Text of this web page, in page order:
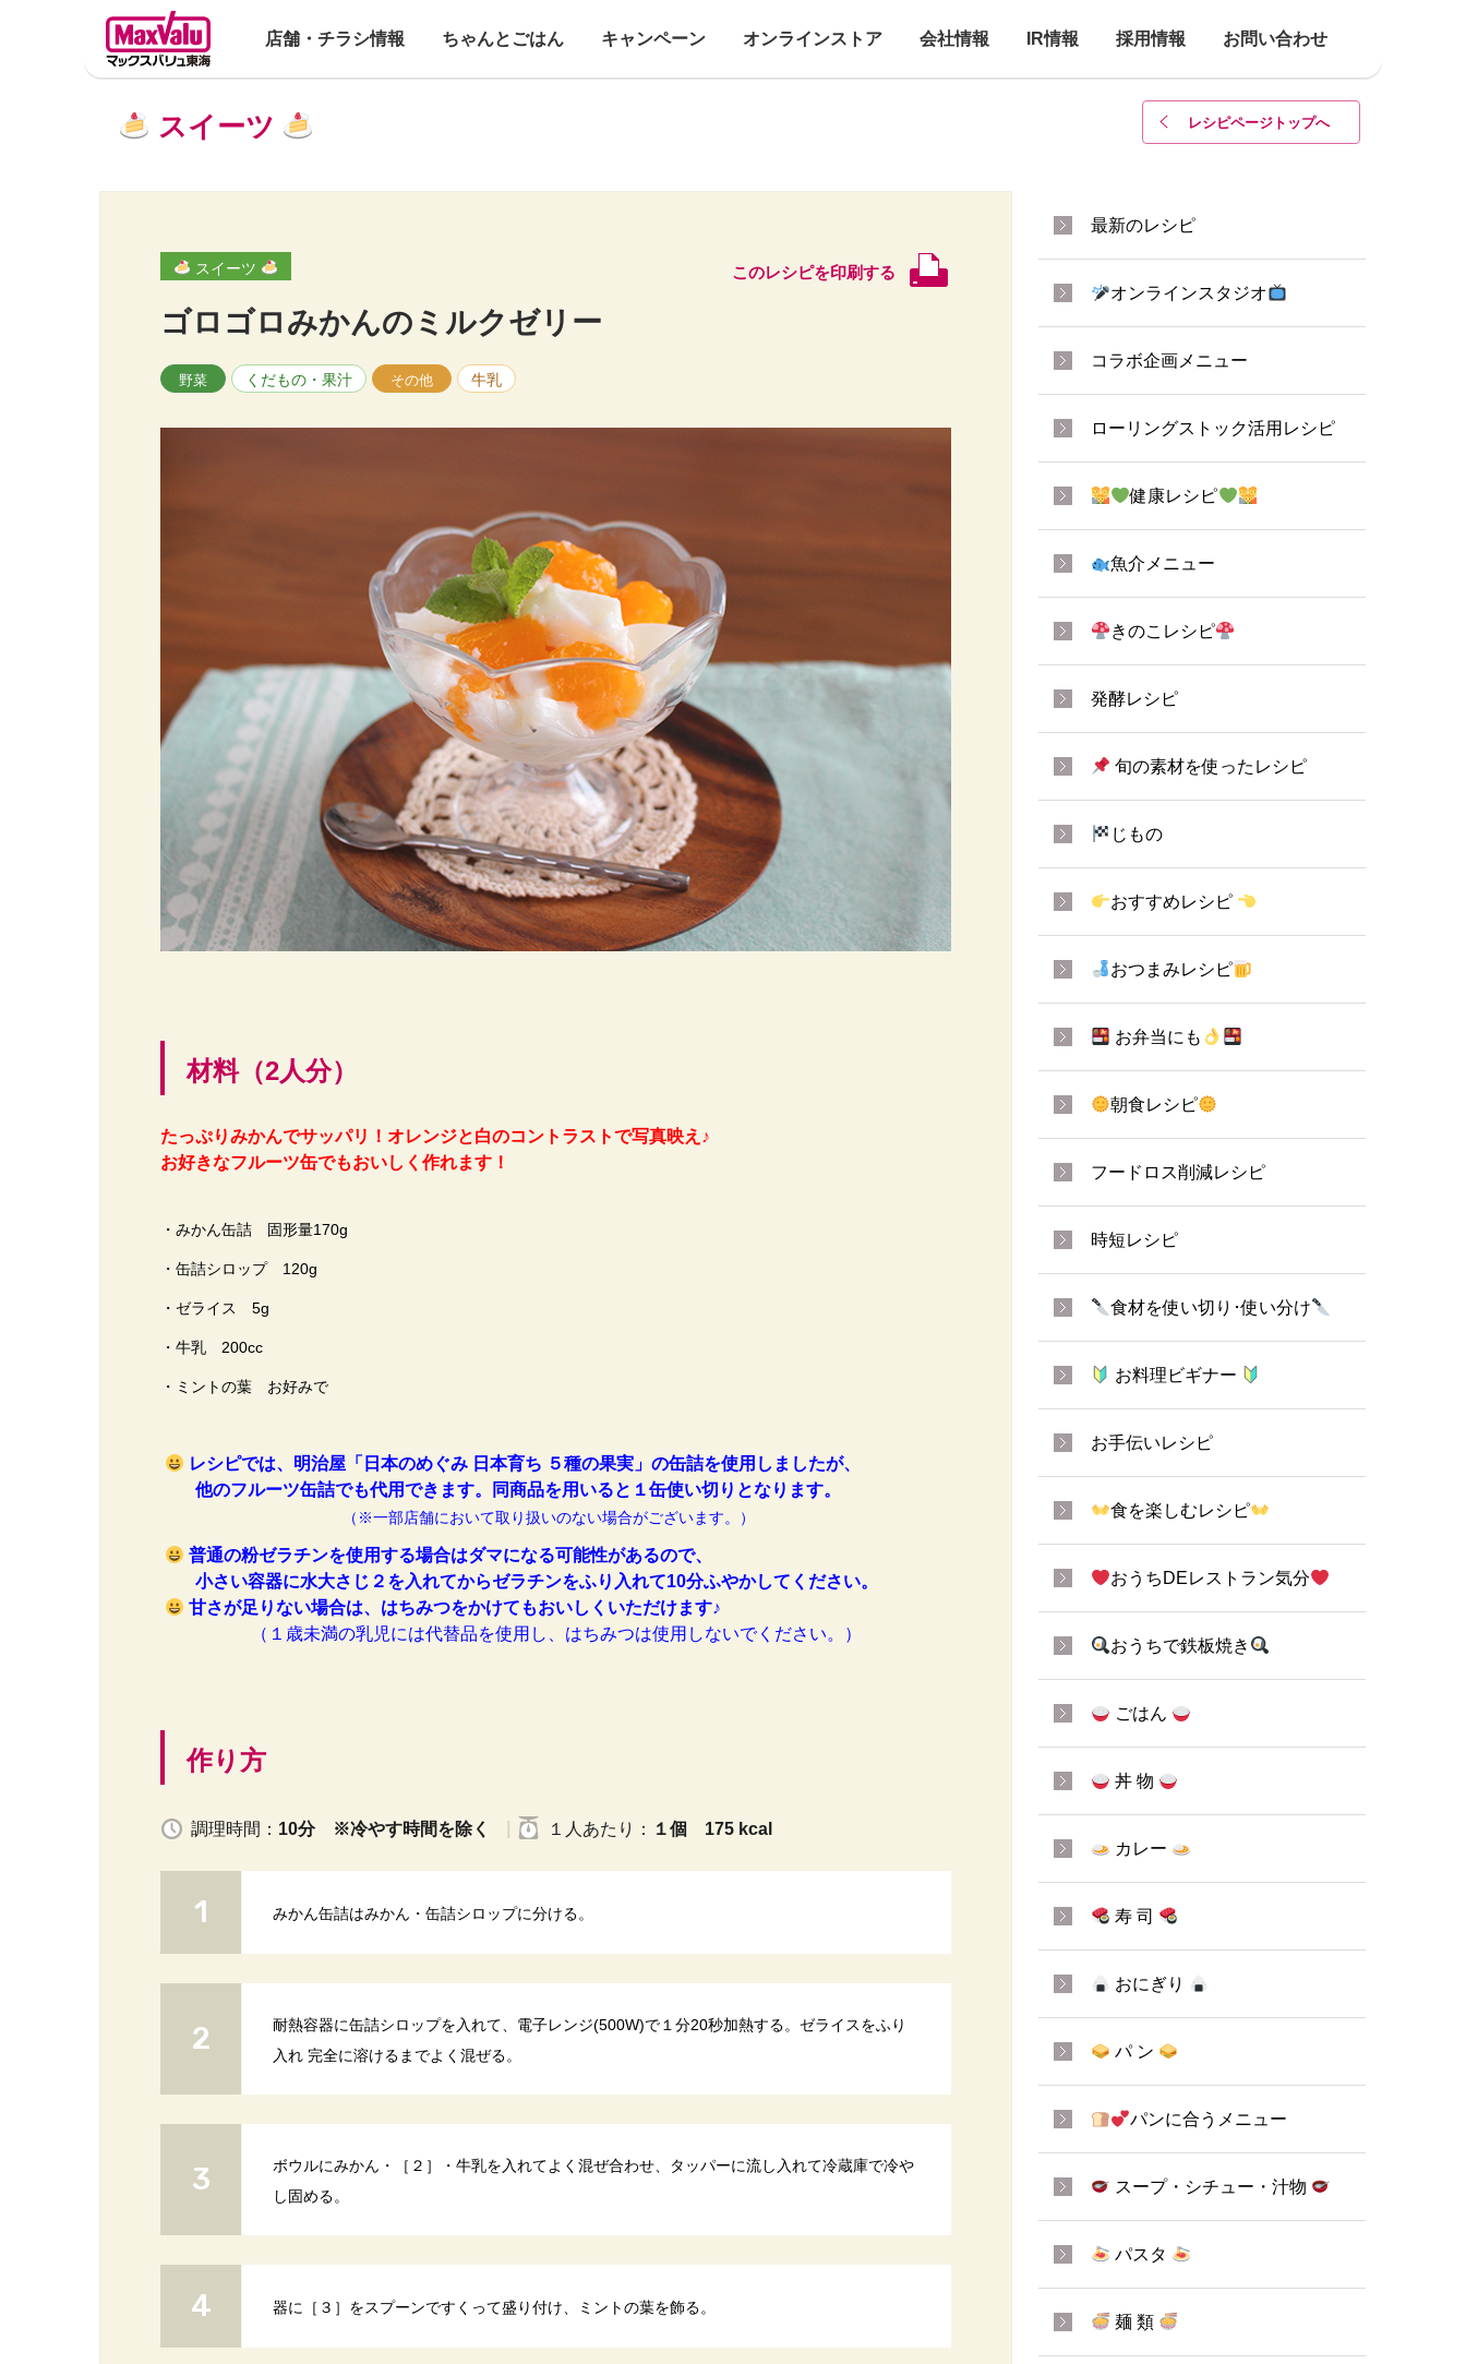
店舗・チラシ情報 ちゃんとごはん キャンペーン オンラインストア 会社情報 IR情報 採用情報 お問い合わせ
レシピページトップへ
スイーツ
スイーツ このレシピを印刷する
ゴロゴロみかんのミルクゼリー
野菜 くだもの・果汁 その他 牛乳
材料（2人分）
たっぷりみかんでサッパリ！オレンジと白のコントラストで写真映え♪
お好きなフルーツ缶でもおいしく作れます！
・みかん缶詰 固形量170g
・缶詰シロップ 120g
・ゼライス 5g
・牛乳 200cc
・ミントの葉 お好みで
レシピでは、明治屋「日本のめぐみ 日本育ち ５種の果実」の缶詰を使用しましたが、
他のフルーツ缶詰でも代用できます。同商品を用いると１缶使い切りとなります。
（※一部店舗において取り扱いのない場合がございます。）
普通の粉ゼラチンを使用する場合はダマになる可能性があるので、
小さい容器に水大さじ２を入れてからゼラチンをふり入れて10分ふやかしてください。
甘さが足りない場合は、はちみつをかけてもおいしくいただけます♪
（１歳未満の乳児には代替品を使用し、はちみつは使用しないでください。）
作り方
調理時間： 10分 ※冷やす時間を除く １人 あたり ： １個 175 kcal
みかん缶詰はみかん・缶詰シロップに分ける。
耐熱容器に缶詰シロップを入れて、電子レンジ(500W)で１分20秒加熱する。ゼライスをふり
入れ 完全に溶けるまでよく混ぜる。
ボウルにみかん・［２］・牛乳を入れてよく混ぜ合わせ、タッパーに流し入れて冷蔵庫で冷や
し固める。
器に［３］をスプーンですくって盛り付け、ミントの葉を飾る。
最新のレシピ
オンラインスタジオ
コラボ企画メニュー
ローリングストック活用レシピ
健康レシピ
魚介メニュー
きのこレシピ
発酵レシピ
旬の素材を使ったレシピ
じもの
おすすめレシピ
おつまみレシピ
お弁当にも
朝食レシピ
フードロス削減レシピ
時短レシピ
食材を使い切り･使い分け
お料理ビギナー
お手伝いレシピ
食を楽しむレシピ
おうちDEレストラン気分
おうちで鉄板焼き
ごはん
丼 物
カレー
寿 司
おにぎり
パ ン
パンに合うメニュー
スープ・シチュー・汁物
パスタ
麺 類